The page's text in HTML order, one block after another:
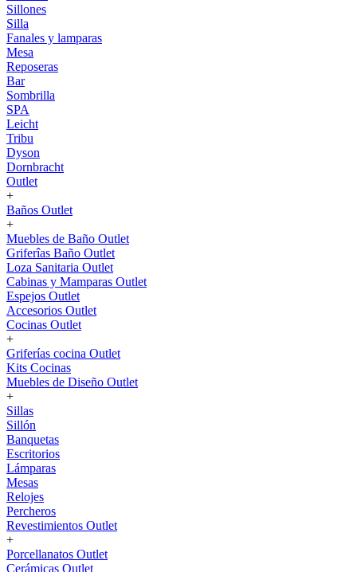
Sillones
Silla
Fanales y lamparas
Mesa
Reposeras
Bar
Sombrilla
SPA
Leicht
Tribu
Dyson
Dornbracht
Outlet
+
Baños Outlet
+
Muebles de Baño Outlet
Griferîas Baño Outlet
Loza Sanitaria Outlet
Cabinas y Mamparas Outlet
Espejos Outlet
Accesorios Outlet
Cocinas Outlet
+
Griferías cocina Outlet
Kits Cocinas
Muebles de Diseño Outlet
+
Sillas
Sillón
Banquetas
Escritorios
Lámparas
Mesas
Relojes
Percheros
Revestimientos Outlet
+
Porcellanatos Outlet
Cerámicas Outlet